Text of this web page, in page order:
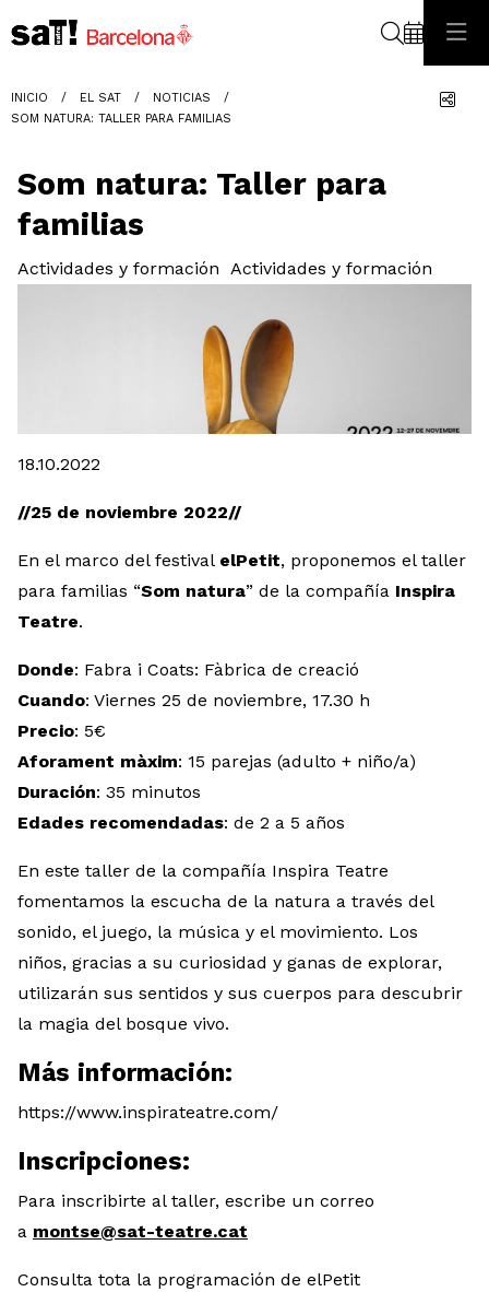
INICIO EL SAT
NOTICIAS
SOM NATURA: TALLER PARA FAMILIAS
Som natura: Taller para
familias
Actividades y formación Actividades y formación
18.10.2022
//25 de noviembre 2022//
En el marco del festival elPetit, proponemos el taller
para familias “Som natura” de la compañía Inspira
Teatre.
Donde: Fabra i Coats: Fàbrica de creació
Cuando: Viernes 25 de noviembre, 17.30 h
Precio: 5€
Aforament màxim: 15 parejas (adulto + niño/a)
Duración: 35 minutos
Edades recomendadas: de 2 a 5 años
En este taller de la compañía Inspira Teatre
fomentamos la escucha de la natura a través del
sonido, el juego, la música y el movimiento. Los
niños, gracias a su curiosidad y ganas de explorar,
utilizarán sus sentidos y sus cuerpos para descubrir
la magia del bosque vivo.
Más información:
https://www.inspirateatre.com/
Inscripciones:
Para inscribirte al taller, escribe un correo
a montse@sat-teatre.cat
Consulta tota la programación de elPetit